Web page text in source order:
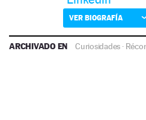
VER BIOGRAFÍA
ARCHIVADO EN Curiosidades ·